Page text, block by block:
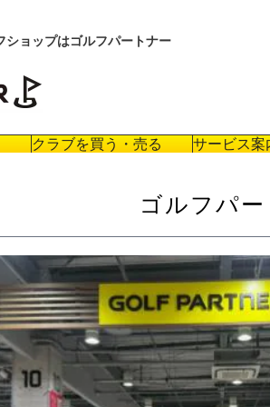
ショップはゴルフパートナー
クラブを買う・売る サービス案
ゴルフパ